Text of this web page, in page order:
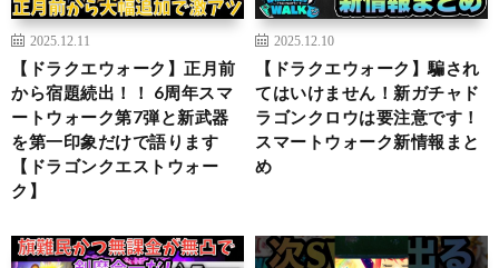
2025.12.11
【ドラクエウォーク】正月前
から宿題続出！！ 6周年スマ
ートウォーク第7弾と新武器
を第一印象だけで語ります
【ドラゴンクエストウォー
ク】
2025.12.10
【ドラクエウォーク】騙され
てはいけません！新ガチャド
ラゴンクロウは要注意です！
スマートウォーク新情報まと
め